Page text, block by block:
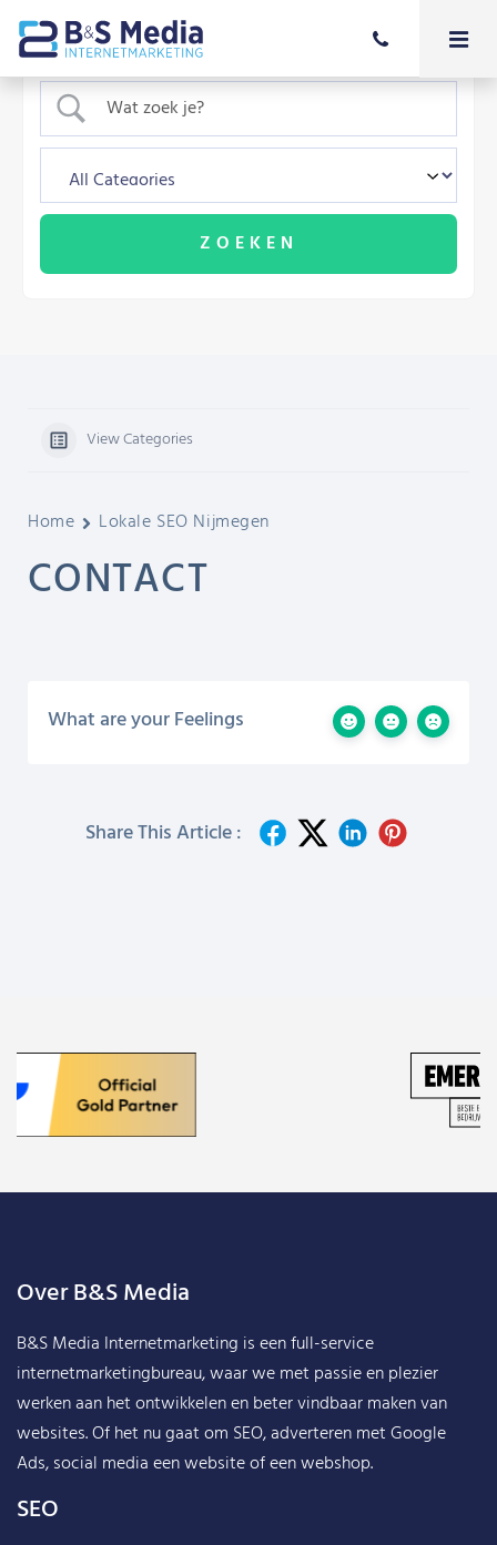
View Categories
Home Lokale SEO Nijmegen
CONTACT
What are your Feelings
Share This Article :
Over B&S Media
B&S Media Internetmarketing is een full-service
internetmarketingbureau, waar we met passie en plezier
werken aan het ontwikkelen en beter vindbaar maken van
websites. Of het nu gaat om SEO, adverteren met Google
Ads, social media een website of een webshop.
SEO